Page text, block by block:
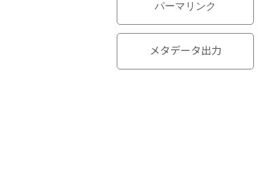
パーマリンク
メタデータ出力